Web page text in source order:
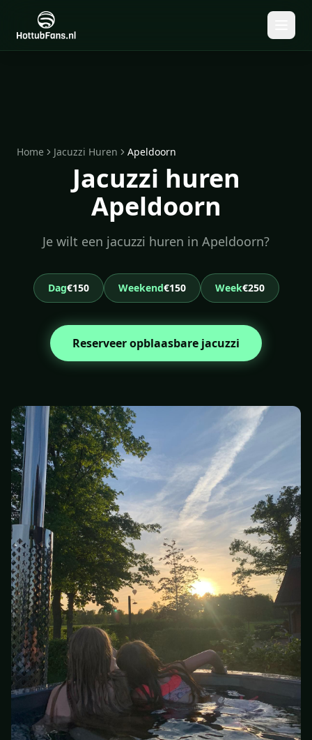
Home Jacuzzi Huren Apeldoorn
Jacuzzi huren
Apeldoorn
Je wilt een jacuzzi huren in Apeldoorn?
Dag€150 Weekend€150 Week€250
Reserveer opblaasbare jacuzzi